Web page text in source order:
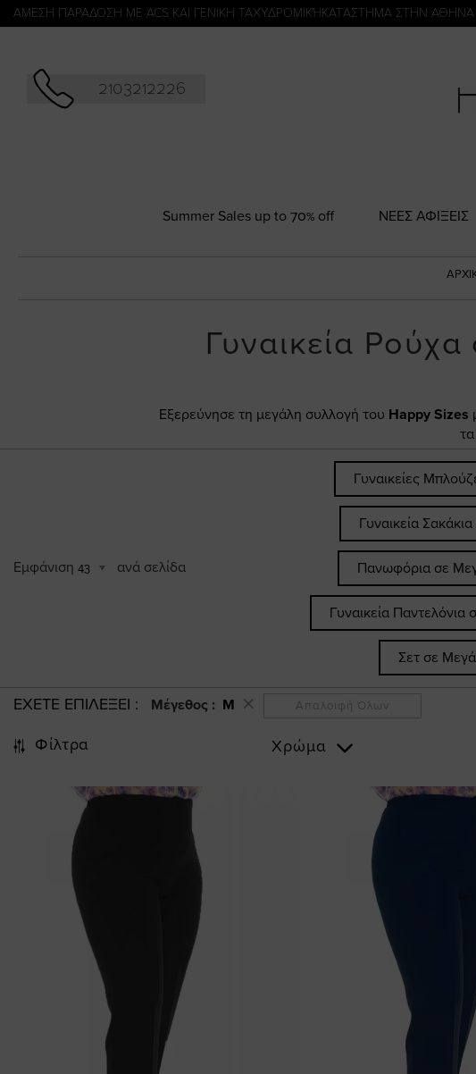
ΑΜΕΣΗ ΠΑΡΑΔΟΣΗ ΜΕ ACS ΚΑΙ ΓΕΝΙΚΗ ΤΑΧΥΔΡΟΜΙΚΉKATΑΣΤΗΜΑ ΣΤΗΝ
2103212226
Summer Sales up to 70% off NΕΕΣ ΑΦΙΞΕΙΣ
Γυναικεία
Εξερεύνησε τη μεγάλη συλλογή του Happy Sizes
Εμφάνιση 43 ανά σελίδα
Γυναικείες
Γυναικεία
Πανωφόρια σε
Γυναικεία
Σετ σε
ΕΧΕΤΕ ΕΠΙΛΕΞΕΙ Μέγεθος : M Απαλοιφή Όλων
Φίλτρα Χρώμα
Αναζήτηση